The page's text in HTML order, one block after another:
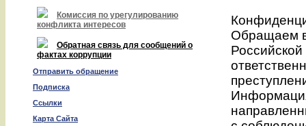
Комиссия по урегулированию
конфликта интересов
Обратная связь для сообщений о
фактах коррупции
Отправить обращение
Подписка
Ссылки
Карта Сайта
Обращаем